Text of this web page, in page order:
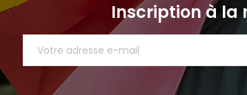
Inscription à la